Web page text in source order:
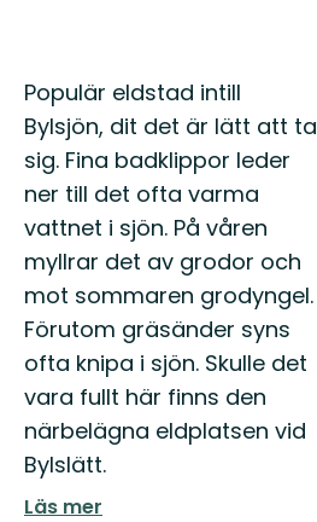
Beskrivning
Populär eldstad intill
Bylsjön, dit det är lätt att ta
sig. Fina badklippor leder
ner till det ofta varma
vattnet i sjön. På våren
myllrar det av grodor och
mot sommaren grodyngel.
Förutom gräsänder syns
ofta knipa i sjön. Skulle det
vara fullt här finns den
närbelägna eldplatsen vid
Bylslätt.
Läs mer